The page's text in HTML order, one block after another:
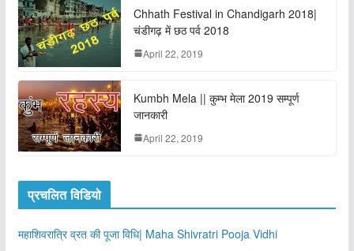
Chhath Festival in Chandigarh 2018|
चंडीगढ़ में छठ पर्व 2018
April 22, 2019
Kumbh Mela || कुम्भ मेला 2019 सम्पूर्ण
जानकारी
April 22, 2019
प्रचलित विडियो
महाशिवरात्रि व्रत की पूजा विधि| Maha Shivratri Pooja Vidhi